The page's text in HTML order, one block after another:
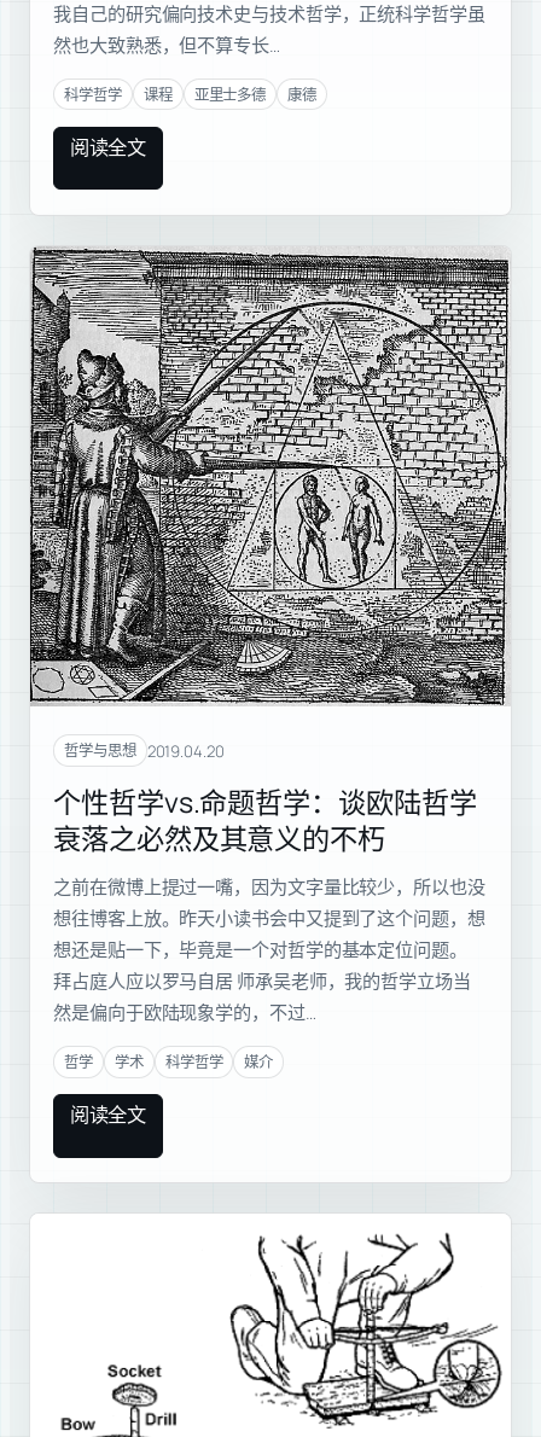
我自己的研究偏向技术史与技术哲学，正统科学哲学虽
然也大致熟悉，但不算专长…
科学哲学 课程 亚里士多德 康德
阅读全文
哲学与思想 2019.04.20
个性哲学vs.命题哲学：谈欧陆哲学
衰落之必然及其意义的不朽
之前在微博上提过一嘴，因为文字量比较少，所以也没
想往博客上放。昨天小读书会中又提到了这个问题，想
想还是贴一下，毕竟是一个对哲学的基本定位问题。
拜占庭人应以罗马自居 师承吴老师，我的哲学立场当
然是偏向于欧陆现象学的，不过…
哲学 学术 科学哲学 媒介
阅读全文